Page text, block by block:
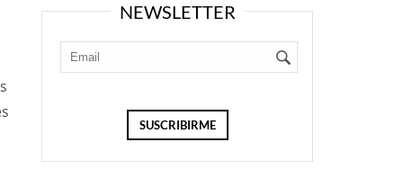
NEWSLETTER